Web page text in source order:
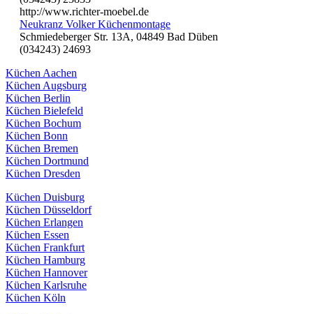
http://www.richter-moebel.de
Neukranz Volker Küchenmontage
Schmiedeberger Str. 13A, 04849 Bad Düben
(034243) 24693
Küchen Aachen
Küchen Augsburg
Küchen Berlin
Küchen Bielefeld
Küchen Bochum
Küchen Bonn
Küchen Bremen
Küchen Dortmund
Küchen Dresden
Küchen Duisburg
Küchen Düsseldorf
Küchen Erlangen
Küchen Essen
Küchen Frankfurt
Küchen Hamburg
Küchen Hannover
Küchen Karlsruhe
Küchen Köln